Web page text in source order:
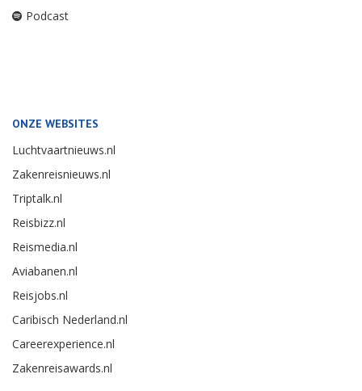
Podcast
ONZE WEBSITES
Luchtvaartnieuws.nl
Zakenreisnieuws.nl
Triptalk.nl
Reisbizz.nl
Reismedia.nl
Aviabanen.nl
Reisjobs.nl
Caribisch Nederland.nl
Careerexperience.nl
Zakenreisawards.nl